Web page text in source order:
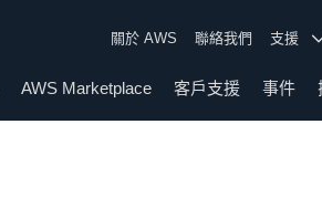
關於 AWS 聯絡我們 支援
AWS Marketplace 客戶支援 事件